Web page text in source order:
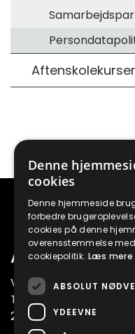
Aftenskolekurser
Adresse
Voksenskolen
Taastrup Hovedgade
2630 Taastrup
Denne
cookies
Denne hjemmeside
forbedre
cookies på denne
overensstemmelse
cookiepolitik. Læs mere
ABSOLUT
YDEEVNE